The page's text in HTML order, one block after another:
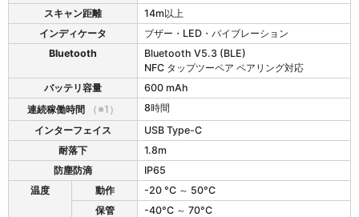
の
仕
スキャン距離
14m以上
インディケータ
ブザー・LED・バイブレーション
Bluetooth
Bluetooth V5.3 (BLE)
NFC タップツーペア ペアリング対応
バッテリ容量
600 mAh
連続稼働時間
（※1）
8時間
インターフェイス
USB Type-C
耐落下
1.8m
防塵防滴
IP65
温度
動作
-20 °C ～ 50°C
保管
-40°C ～ 70°C